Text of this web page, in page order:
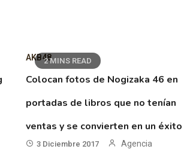
2 MINS READ
AKB48
Colocan fotos de Nogizaka 46 en
portadas de libros que no tenían
ventas y se convierten en un éxito
3 Diciembre 2017
Agencia